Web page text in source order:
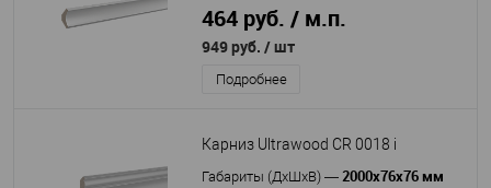
464 руб. / м.п.
949 руб. / шт
Подробнее
Карниз Ultrawood CR 0018 i
Габариты (ДхШхВ) — 2000х76х76 мм